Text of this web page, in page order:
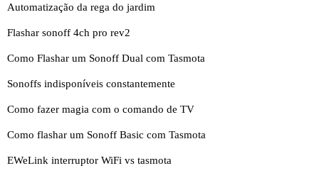
Automatização da rega do jardim
Flashar sonoff 4ch pro rev2
Como Flashar um Sonoff Dual com Tasmota
Sonoffs indisponíveis constantemente
Como fazer magia com o comando de TV
Como flashar um Sonoff Basic com Tasmota
EWeLink interruptor WiFi vs tasmota